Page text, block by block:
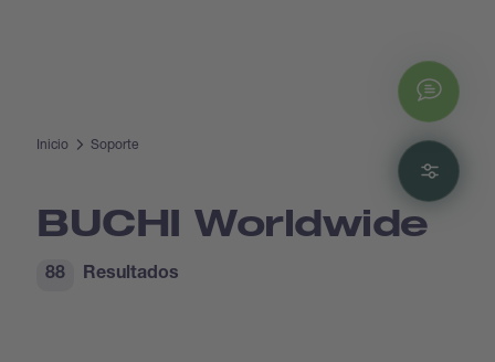
Inicio Soporte
BUCHI Worldwide
Resultados
88